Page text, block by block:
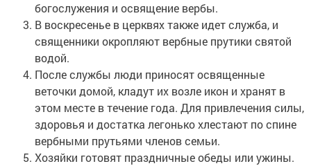
богослужения и освящение вербы.
В воскресенье в церквях также идет служба, и
священники окропляют вербные прутики святой
водой.
После службы люди приносят освященные
веточки домой, кладут их возле икон и хранят в
этом месте в течение года. Для привлечения силы,
здоровья и достатка легонько хлестают по спине
вербными прутьями членов семьи.
Хозяйки готовят праздничные обеды или ужины.